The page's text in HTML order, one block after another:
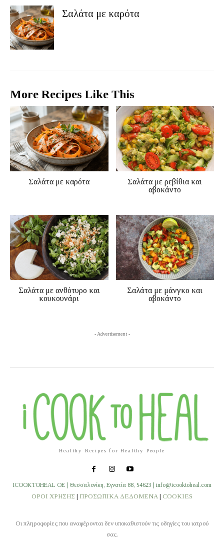
Σαλάτα με καρότα
More Recipes Like This
Σαλάτα με καρότα
Σαλάτα με ρεβίθια και
αβοκάντο
Σαλάτα με ανθότυρο και
κουκουνάρι
Σαλάτα με μάνγκο και
αβοκάντο
- Advertisement -
Healthy Recipes for Healthy People
ICOOKTOHEAL OE | Θεσσαλονίκη, Εγνατία 88, 54623 | info@icooktoheal.com
ΟΡΟΙ ΧΡΗΣΗΣ | ΠΡΟΣΩΠΙΚΑ ΔΕΔΟΜΕΝΑ | COOKIES
Οι πληροφορίες που αναφέρονται δεν υποκαθιστούν τις οδηγίες του ιατρού
σας.